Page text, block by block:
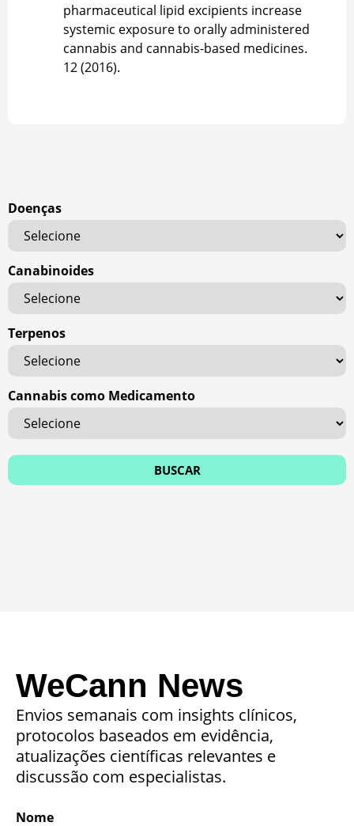
pharmaceutical lipid excipients increase
systemic exposure to orally administered
cannabis and cannabis-based medicines.
12 (2016).
Doenças
Canabinoides
Terpenos
Cannabis como Medicamento
WeCann News
Envios semanais com insights clínicos,
protocolos baseados em evidência,
atualizações científicas relevantes e
discussão com especialistas.
Nome